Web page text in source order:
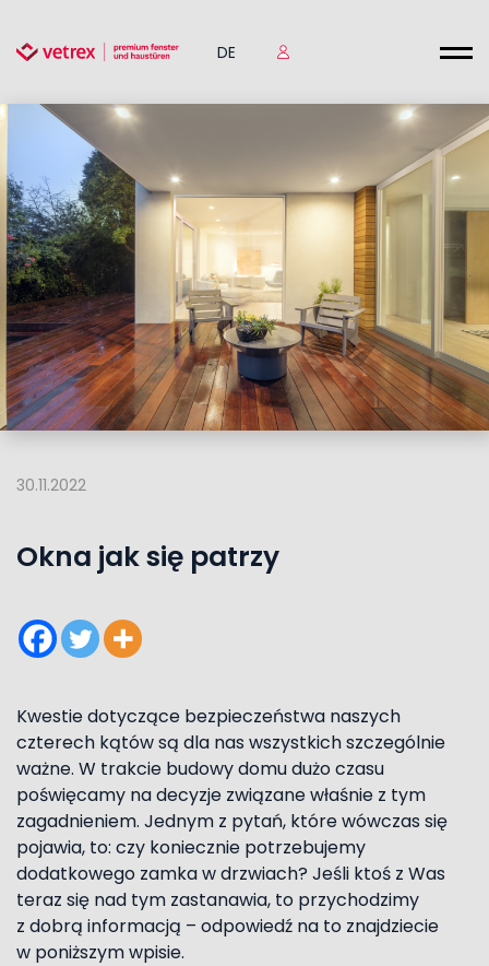
DE
30.11.2022
Okna jak się patrzy
Kwestie dotyczące bezpieczeństwa naszych
czterech kątów są dla nas wszystkich szczególnie
ważne. W trakcie budowy domu dużo czasu
poświęcamy na decyzje związane właśnie z tym
zagadnieniem. Jednym z pytań, które wówczas się
pojawia, to: czy koniecznie potrzebujemy
dodatkowego zamka w drzwiach? Jeśli ktoś z Was
teraz się nad tym zastanawia, to przychodzimy
z dobrą informacją – odpowiedź na to znajdziecie
w poniższym wpisie.